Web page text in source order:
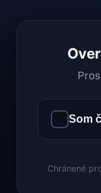
Som
Chránené